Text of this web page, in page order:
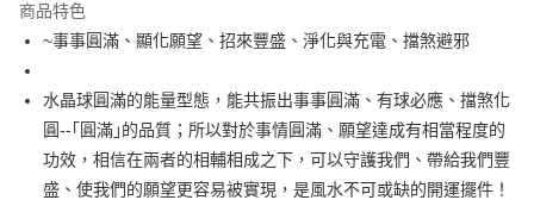
Apple Pay
街口支付
悠遊付
ATM付款
商品特色
~事事圓滿、顯化願望、招來豐盛、淨化與充電、擋煞避邪
水晶球圓滿的能量型態，能共振出事事圓滿、有球必應、擋煞化
圓--｢圓滿｣的品質；所以對於事情圓滿、願望達成有相當程度的
功效，相信在兩者的相輔相成之下，可以守護我們、帶給我們豐
盛、使我們的願望更容易被實現，是風水不可或缺的開運擺件！